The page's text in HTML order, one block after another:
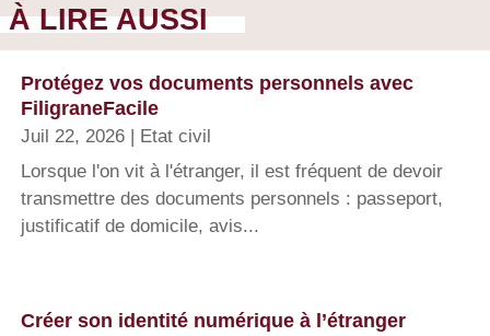
À LIRE AUSSI
Protégez vos documents personnels avec
FiligraneFacile
Juil 22, 2026 | Etat civil
Lorsque l'on vit à l'étranger, il est fréquent de devoir
transmettre des documents personnels : passeport,
justificatif de domicile, avis...
Créer son identité numérique à l’étranger